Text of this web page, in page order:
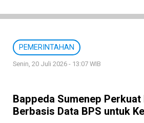
PEMERINTAHAN
Senin, 20 Juli 2026 - 13:07 WIB
Bappeda Sumenep Perkuat
Berbasis Data BPS untuk